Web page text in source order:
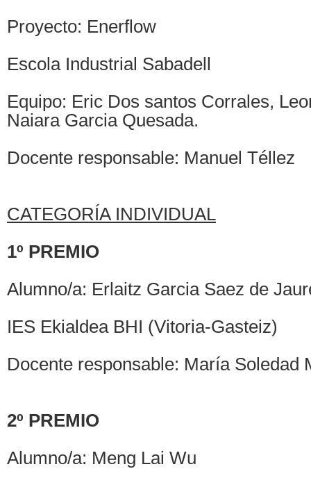
Proyecto: Enerflow
Escola Industrial Sabadell
Equipo: Eric Dos santos Corrales,
Naiara Garcia Quesada.
Docente responsable: Manuel Téllez
CATEGORÍA INDIVIDUAL
1º PREMIO
Alumno/a: Erlaitz Garcia Saez de
IES Ekialdea BHI (Vitoria-Gasteiz)
Docente responsable: María Soledad
2º PREMIO
Alumno/a: Meng Lai Wu